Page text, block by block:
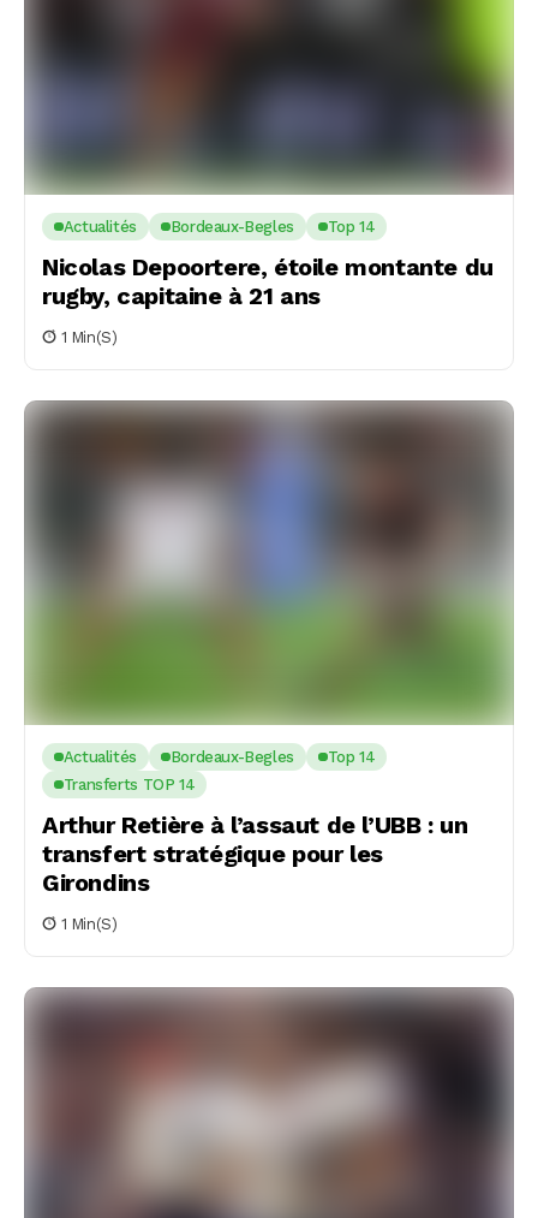
Actualités Bordeaux-Begles Top 14
Nicolas Depoortere, étoile montante du
rugby, capitaine à 21 ans
1 Min(s)
Actualités Bordeaux-Begles
Top 14
Transferts TOP 14
Arthur Retière à l’assaut de l’UBB : un
transfert stratégique pour les
Girondins
1 Min(s)